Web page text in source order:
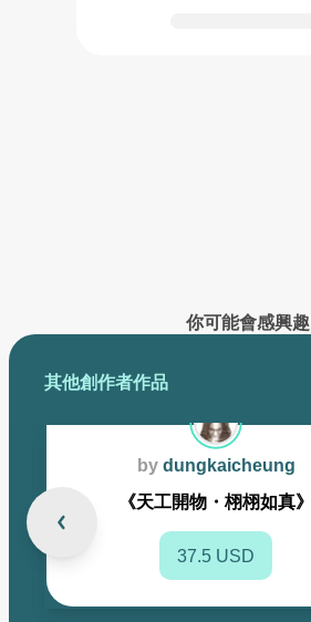
你可能會感興趣
其他創作者作品
by dungkaicheung
《天工開物・栩栩如真》
37.5 USD